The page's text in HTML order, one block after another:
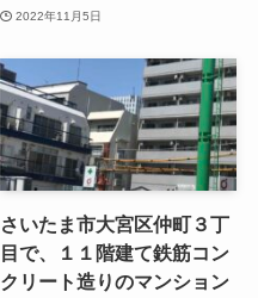
2022年11月5日
さいたま市大宮区仲町３丁
目で、１１階建て鉄筋コン
クリート造りのマンション